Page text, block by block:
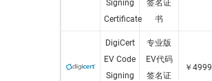
Signing
Certificate
签名证
书
DigiCert
EV Code
Signing
专业版
EV代码
签名证
￥4999